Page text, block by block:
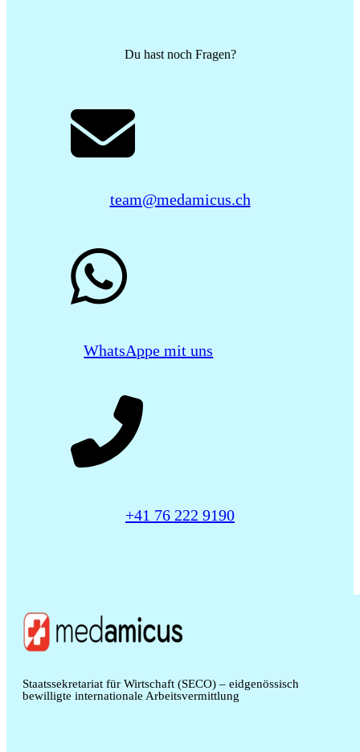
Du hast noch Fragen?
team@medamicus.ch
WhatsAppe mit uns
+41 76 222 9190
Staatssekretariat für Wirtschaft (SECO) – eidgenössisch
bewilligte internationale Arbeitsvermittlung